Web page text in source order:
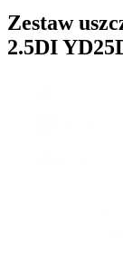
Zestaw
2.5DI